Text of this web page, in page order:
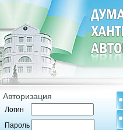
Авторизация
Логин
Пароль